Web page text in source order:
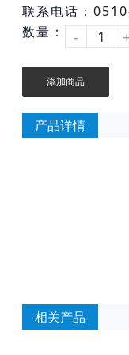
联系电话：
数量：
-
添加商品
产品详情
相关产品